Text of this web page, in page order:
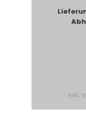
inkl.